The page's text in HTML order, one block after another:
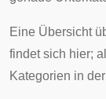
Eine Übersicht
findet sich hier;
Kategorien in